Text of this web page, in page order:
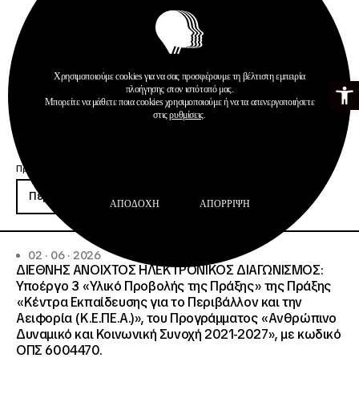
Ανοίξτε
Προκηρύξεις
Περισσότερα
02 · 06 · 2026
ΔΙΕΘΝΗΣ ΑΝΟΙΧΤΟΣ ΗΛΕΚΤΡΟΝΙΚΟΣ ΔΙΑΓΩΝΙΣΜΟΣ:
Υποέργο 3 «Υλικό Προβολής της Πράξης» της Πράξης
«Κέντρα Εκπαίδευσης για το Περιβάλλον και την
Αειφορία (Κ.Ε.ΠΕ.Α.)», του Προγράμματος «Ανθρώπινο
Δυναμικό και Κοινωνική Συνοχή 2021-2027», με κωδικό
ΟΠΣ 6004470.
Χρησιμοποιούμε cookies για να σας προσφέρουμε τη βέλτιστη εμπειρία
πλοήγησης στον ιστότοπό μας.
Μπορείτε να μάθετε ποια cookies χρησιμοποιούμε ή να τα απενεργοποιήσετε
στιςρυθμίσεις.
ΑΠΟΔΟΧΉ ΑΠΌΡΡΙΨΗ